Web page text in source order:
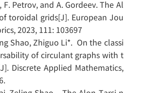
F. Petrov, and A. Gordeev. The Al
toroidal grids[J]. European Jou
2023, 111: 103697
Shao, Zhiguo Li*. On the classi
of circulant graphs with t
Discrete Applied Mathematics,